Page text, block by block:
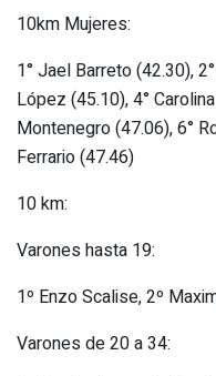
10km Mujeres:
1° Jael Barreto (42.30),
López (45.10), 4°
Montenegro (47.06), 6°
Ferrario (47.46)
10 km:
Varones hasta 19:
1º Enzo Scalise, 2º
Varones de 20 a 34: